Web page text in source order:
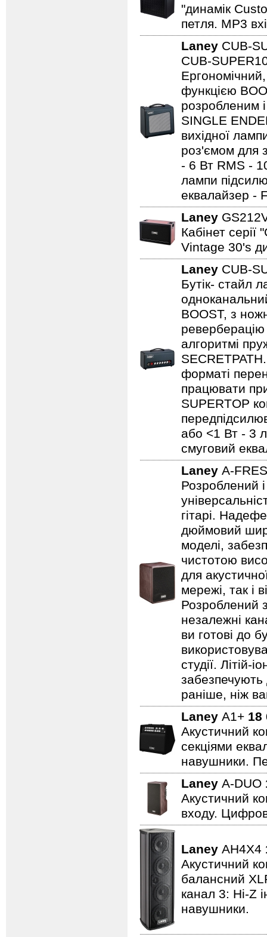
"динамік
петля. MP3
Laney CUB-
CUB-
функцією
розробленим
SINGLE
вихідної
роз'ємом для
- 6 Вт RMS -
лампи
еквалайзер -
Laney
Кабінет
Vintage 30's
Laney CUB-
Бутік- стайл
BOOST, з
алгоритмі
форматі
працювати
SUPERTOP
або <1 Вт - 3
смуговий
Laney A-
Розроблений
гітарі.
дюймовий
моделі,
чистотою
для
мережі, так і
Розроблений
незалежні
ви готові до
студії. Літій-
забезпечують
раніше, ніж
Laney A1+ 18
Акустичний
секціями
навушники.
Laney A-DUO
Акустичний
входу.
Laney AH4X4
Акустичний
балансний
канал 3: Hi-Z
навушники.